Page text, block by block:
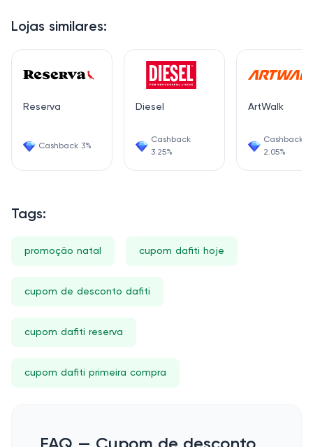
Lojas similares:
Reserva
Cashback 3%
Diesel
Cashback
3.25%
ArtWalk
Cashback
2.05%
Tags:
promoção natal cupom dafiti hoje
cupom de desconto dafiti
cupom dafiti reserva
cupom dafiti primeira compra